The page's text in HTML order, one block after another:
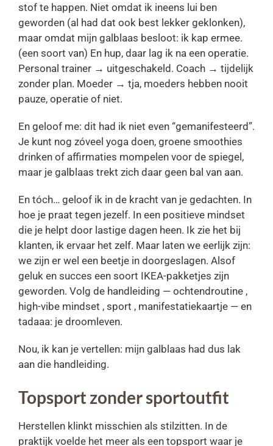
stof te happen. Niet omdat ik ineens lui ben
geworden (al had dat ook best lekker geklonken),
maar omdat mijn galblaas besloot: ik kap ermee.
(een soort van) En hup, daar lag ik na een operatie.
Personal trainer → uitgeschakeld. Coach → tijdelijk
zonder plan. Moeder → tja, moeders hebben nooit
pauze, operatie of niet.
En geloof me: dit had ik niet even “gemanifesteerd”.
Je kunt nog zóveel yoga doen, groene smoothies
drinken of affirmaties mompelen voor de spiegel,
maar je galblaas trekt zich daar geen bal van aan.
En tóch… geloof ik in de kracht van je gedachten. In
hoe je praat tegen jezelf. In een positieve mindset
die je helpt door lastige dagen heen. Ik zie het bij
klanten, ik ervaar het zelf. Maar laten we eerlijk zijn:
we zijn er wel een beetje in doorgeslagen. Alsof
geluk en succes een soort IKEA-pakketjes zijn
geworden. Volg de handleiding — ochtendroutine ,
high-vibe mindset , sport , manifestatiekaartje — en
tadaaa: je droomleven.
Nou, ik kan je vertellen: mijn galblaas had dus lak
aan die handleiding.
Topsport zonder sportoutfit
Herstellen klinkt misschien als stilzitten. In de
praktijk voelde het meer als een topsport waar je